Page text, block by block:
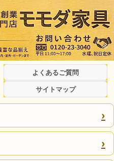
よくあるご質問
サイトマップ
›
›